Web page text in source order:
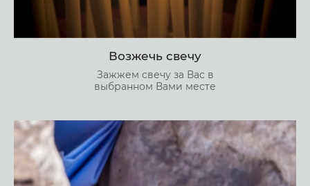
Возжечь свечу
Зажжем свечу за Вас в
выбранном Вами месте